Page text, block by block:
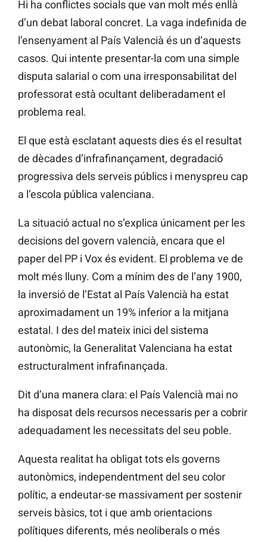
Hi ha conflictes socials que van molt més enllà
d’un debat laboral concret. La vaga indefinida de
l’ensenyament al País Valencià és un d’aquests
casos. Qui intente presentar-la com una simple
disputa salarial o com una irresponsabilitat del
professorat està ocultant deliberadament el
problema real.
El que està esclatant aquests dies és el resultat
de dècades d’infrafinançament, degradació
progressiva dels serveis públics i menyspreu cap
a l’escola pública valenciana.
La situació actual no s’explica únicament per les
decisions del govern valencià, encara que el
paper del PP i Vox és evident. El problema ve de
molt més lluny. Com a mínim des de l’any 1900,
la inversió de l’Estat al País Valencià ha estat
aproximadament un 19% inferior a la mitjana
estatal. I des del mateix inici del sistema
autonòmic, la Generalitat Valenciana ha estat
estructuralment infrafinançada.
Dit d’una manera clara: el País Valencià mai no
ha disposat dels recursos necessaris per a cobrir
adequadament les necessitats del seu poble.
Aquesta realitat ha obligat tots els governs
autonòmics, independentment del seu color
polític, a endeutar-se massivament per sostenir
serveis bàsics, tot i que amb orientacions
polítiques diferents, més neoliberals o més